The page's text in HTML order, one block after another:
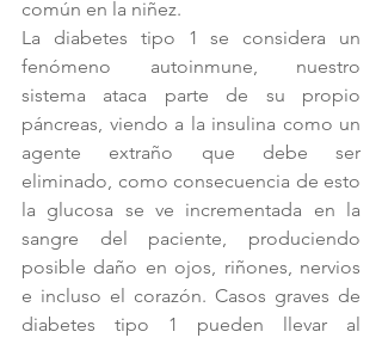
común en la niñez.
La diabetes tipo 1 se considera un
fenómeno autoinmune, nuestro
sistema ataca parte de su propio
páncreas, viendo a la insulina como un
agente extraño que debe ser
eliminado, como consecuencia de esto
la glucosa se ve incrementada en la
sangre del paciente, produciendo
posible daño en ojos, riñones, nervios
e incluso el corazón. Casos graves de
diabetes tipo 1 pueden llevar al